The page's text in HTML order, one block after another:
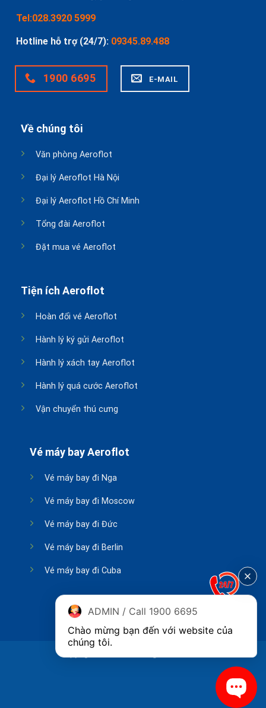
Tel:028.3920 5999
Hotline hỗ trợ (24/7): 09345.89.488
1900 6695 E-MAIL
Về chúng tôi
Văn phòng Aeroflot
Đại lý Aeroflot Hà Nội
Đại lý Aeroflot Hồ Chí Minh
Tổng đài Aeroflot
Đặt mua vé Aeroflot
Tiện ích Aeroflot
Hoàn đổi vé Aeroflot
Hành lý ký gửi Aeroflot
Hành lý xách tay Aeroflot
Hành lý quá cước Aeroflot
Vận chuyển thú cưng
Vé máy bay Aeroflot
Vé máy bay đi Nga
Vé máy bay đi Moscow
Vé máy bay đi Đức
Vé máy bay đi Berlin
Vé máy bay đi Cuba
Copyright 2026 ©
ADMIN / Call 1900 6695
Chào mừng bạn đến với website của
chúng tôi.